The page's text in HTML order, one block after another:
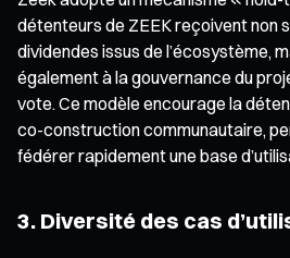
détenteurs de ZEEK reçoivent non
dividendes issus de l’écosystème,
également à la gouvernance du
vote. Ce modèle encourage la
co-construction communautaire,
fédérer rapidement une base
3. Diversité des cas